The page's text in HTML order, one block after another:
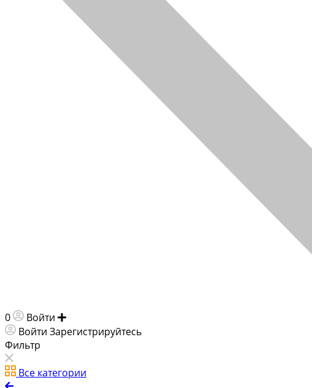
0 Войти
Войти Зарегистрируйтесь
Фильтр
Все категории